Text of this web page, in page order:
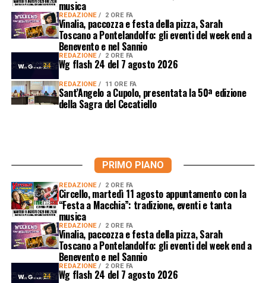
musica
REDAZIONE 2 ORE FA
Vinalia, paccozza e festa della pizza, Sarah
Toscano a Pontelandolfo: gli eventi del week end a
Benevento e nel Sannio
REDAZIONE 2 ORE FA
Wg flash 24 del 7 agosto 2026
REDAZIONE 11 ORE FA
Sant’Angelo a Cupolo, presentata la 50ª edizione
della Sagra del Cecatiello
PRIMO PIANO
REDAZIONE 2 ORE FA
Circello, martedì 11 agosto appuntamento con la
“Festa a Macchia”: tradizione, eventi e tanta
musica
REDAZIONE 2 ORE FA
Vinalia, paccozza e festa della pizza, Sarah
Toscano a Pontelandolfo: gli eventi del week end a
Benevento e nel Sannio
REDAZIONE 2 ORE FA
Wg flash 24 del 7 agosto 2026